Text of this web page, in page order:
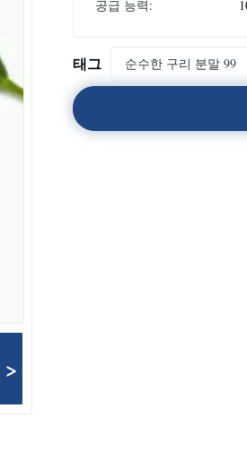
>
공급 능력:
태그 순수한 구리 분말 99